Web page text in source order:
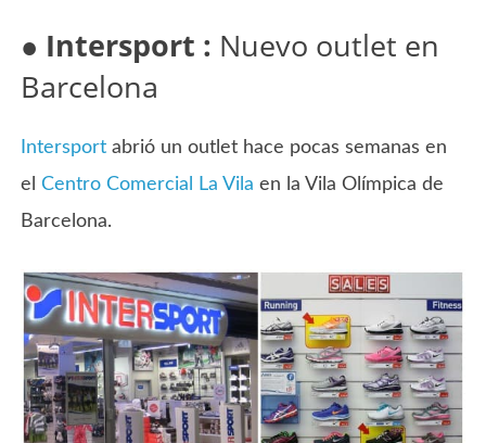
● Intersport : Nuevo outlet en
Barcelona
Intersport abrió un outlet hace pocas semanas en
elCentro Comercial La Vila en la Vila Olímpica de
Barcelona.